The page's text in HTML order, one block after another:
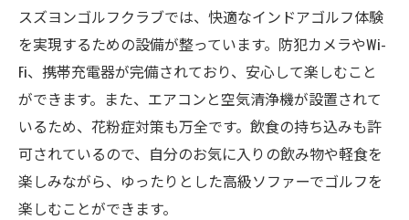
最新ゴルフシミュレーター完備！高崎のゴルフ
クラブ
最新シミュレーターでゴルフ技術向上
高崎の最新ゴルフ設備でスキルアップ
リアルなゴルフ体験を提供する施設
高崎で楽しむ最先端のゴルフ体験
最新技術を駆使したインドアゴルフ
スズヨンゴルフクラブでは、快適なインドアゴルフ体験
を実現するための設備が整っています。防犯カメラやWi-
Fi、携帯充電器が完備されており、安心して楽しむこと
ができます。また、エアコンと空気清浄機が設置されて
いるため、花粉症対策も万全です。飲食の持ち込みも許
可されているので、自分のお気に入りの飲み物や軽食を
楽しみながら、ゆったりとした高級ソファーでゴルフを
楽しむことができます。